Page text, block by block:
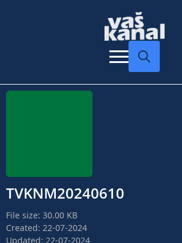
TVKNM20240610
File size: 30.00 KB
Created: 22-07-2024
Updated: 22-07-2024